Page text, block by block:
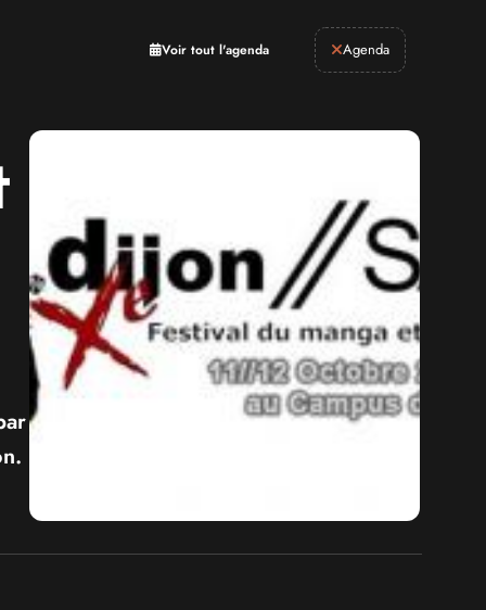
Voir tout l'agenda Agenda